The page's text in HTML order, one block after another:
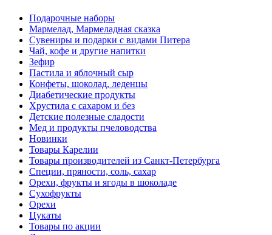
Подарочные наборы
Мармелад, Мармеладная сказка
Сувениры и подарки с видами Питера
Чай, кофе и другие напитки
Зефир
Пастила и яблочный сыр
Конфеты, шоколад, леденцы
Диабетические продукты
Хрустила с сахаром и без
Детские полезные сладости
Мед и продукты пчеловодства
Новинки
Товары Карелии
Товары производителей из Санкт-Петербурга
Специи, пряности, соль, сахар
Орехи, фрукты и ягоды в шоколаде
Сухофрукты
Орехи
Цукаты
Товары по акции